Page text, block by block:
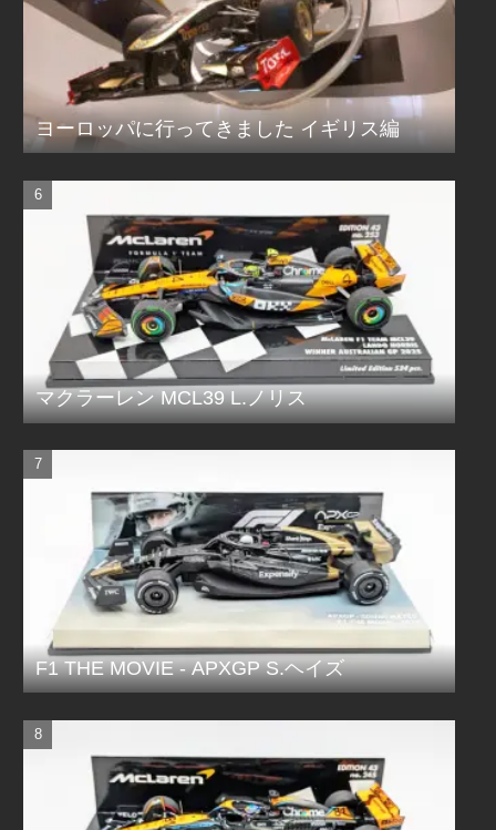
ヨーロッパに行ってきました イギリス編
マクラーレン MCL39 L.ノリス
F1 THE MOVIE - APXGP S.ヘイズ